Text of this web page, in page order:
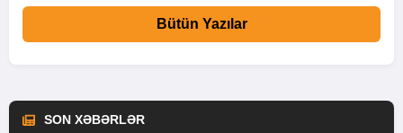
Bütün Yazılar
SON XƏBƏRLƏR